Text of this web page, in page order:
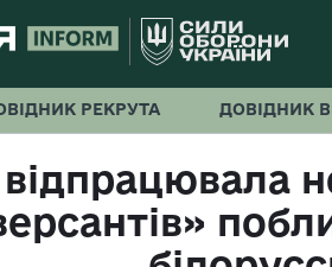
РЕКРУТА ДОВІДНИК